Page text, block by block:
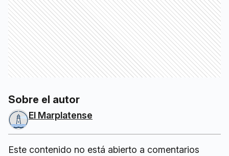
Sobre el autor
El Marplatense
Este contenido no está abierto a comentarios